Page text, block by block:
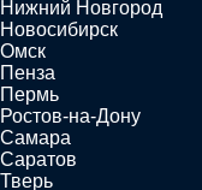
Нижний Новгород
Новосибирск
Омск
Пенза
Пермь
Ростов-на-Дону
Самара
Саратов
Тверь